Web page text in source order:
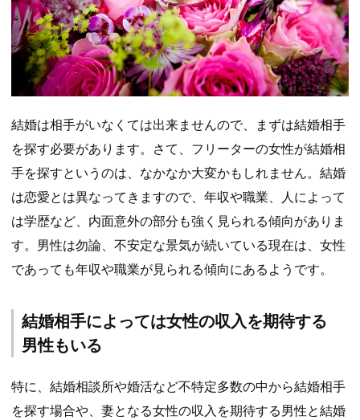
結婚は相手がいなくては出来ませんので、まずは結婚相手
を探す必要があります。さて、フリーターの女性が結婚相
手を探すというのは、なかなか大変かもしれません。結婚
は恋愛とは異なってきますので、年収や職業、人によって
は学歴など、内面意外の部分も強く見られる傾向がありま
す。男性は勿論、不安定な景気が続いている現在は、女性
であっても年収や職業が見られる傾向にあるようです。
結婚相手によっては女性の収入を期待する
男性もいる
特に、結婚相談所や婚活など不特定多数の中から結婚相手
を探す場合や、妻となる女性の収入を期待する男性と結婚